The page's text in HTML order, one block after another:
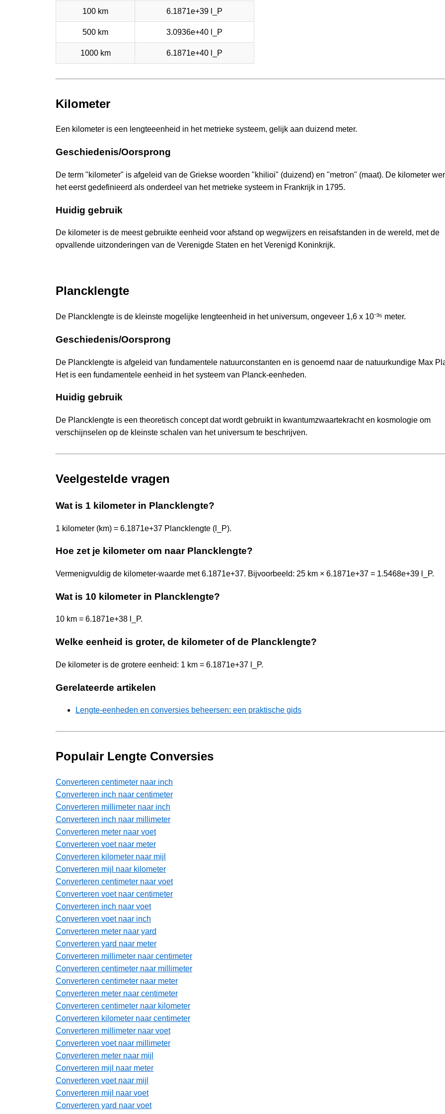
100 km 6.1871e+39 l_P
500 km 3.0936e+40 l_P
1000 km 6.1871e+40 l_P
Kilometer
Een kilometer is een lengteeenheid in het metrieke systeem, gelijk aan duizend meter.
Geschiedenis/Oorsprong
De term "kilometer" is afgeleid van de Griekse woorden "khilioi" (duizend) en "metron" (maat). De kilometer
het eerst gedefinieerd als onderdeel van het metrieke systeem in Frankrijk in 1795.
Huidig gebruik
De kilometer is de meest gebruikte eenheid voor afstand op wegwijzers en reisafstanden in de wereld, met de
opvallende uitzonderingen van de Verenigde Staten en het Verenigd Koninkrijk.
Plancklengte
De Plancklengte is de kleinste mogelijke lengteenheid in het universum, ongeveer 1,6 x 10⁻³⁵ meter.
Geschiedenis/Oorsprong
De Plancklengte is afgeleid van fundamentele natuurconstanten en is genoemd naar de natuurkundige Max
Het is een fundamentele eenheid in het systeem van Planck-eenheden.
Huidig gebruik
De Plancklengte is een theoretisch concept dat wordt gebruikt in kwantumzwaartekracht en kosmologie om
verschijnselen op de kleinste schalen van het universum te beschrijven.
Veelgestelde vragen
Wat is 1 kilometer in Plancklengte?
1 kilometer (km) = 6.1871e+37 Plancklengte (l_P).
Hoe zet je kilometer om naar Plancklengte?
Vermenigvuldig de kilometer-waarde met 6.1871e+37. Bijvoorbeeld: 25 km × 6.1871e+37 = 1.5468e+39 l_P.
Wat is 10 kilometer in Plancklengte?
10 km = 6.1871e+38 l_P.
Welke eenheid is groter, de kilometer of de Plancklengte?
De kilometer is de grotere eenheid: 1 km = 6.1871e+37 l_P.
Gerelateerde artikelen
Lengte-eenheden en conversies beheersen: een praktische gids
Populair Lengte Conversies
Converteren centimeter naar inch
Converteren inch naar centimeter
Converteren millimeter naar inch
Converteren inch naar millimeter
Converteren meter naar voet
Converteren voet naar meter
Converteren kilometer naar mijl
Converteren mijl naar kilometer
Converteren centimeter naar voet
Converteren voet naar centimeter
Converteren inch naar voet
Converteren voet naar inch
Converteren meter naar yard
Converteren yard naar meter
Converteren millimeter naar centimeter
Converteren centimeter naar millimeter
Converteren centimeter naar meter
Converteren meter naar centimeter
Converteren centimeter naar kilometer
Converteren kilometer naar centimeter
Converteren millimeter naar voet
Converteren voet naar millimeter
Converteren meter naar mijl
Converteren mijl naar meter
Converteren voet naar mijl
Converteren mijl naar voet
Converteren yard naar voet